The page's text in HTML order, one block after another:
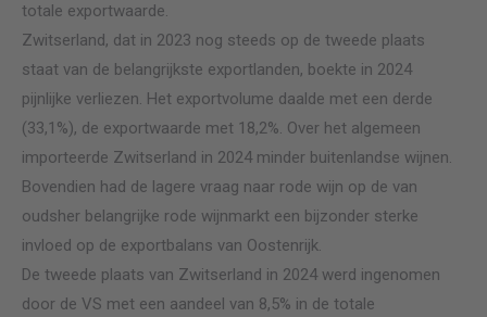
totale exportwaarde.
Zwitserland, dat in 2023 nog steeds op de tweede plaats
staat van de belangrijkste exportlanden, boekte in 2024
pijnlijke verliezen. Het exportvolume daalde met een derde
(33,1%), de exportwaarde met 18,2%. Over het algemeen
importeerde Zwitserland in 2024 minder buitenlandse wijnen.
Bovendien had de lagere vraag naar rode wijn op de van
oudsher belangrijke rode wijnmarkt een bijzonder sterke
invloed op de exportbalans van Oostenrijk.
De tweede plaats van Zwitserland in 2024 werd ingenomen
door de VS met een aandeel van 8,5% in de totale